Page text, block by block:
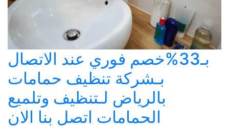
بـ33%خصم فوري عند الاتصال
بـشركة تنظيف حمامات
بالرياض لـتنظيف وتلميع
الحمامات اتصل بنا الان